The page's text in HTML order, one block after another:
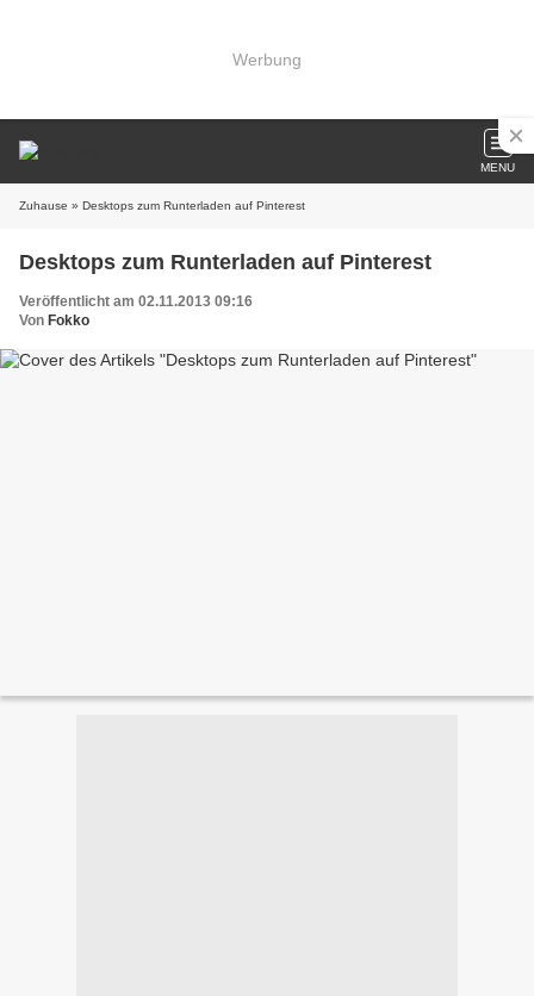
Werbung
MENU
Zuhause » Desktops zum Runterladen auf Pinterest
Desktops zum Runterladen auf Pinterest
Veröffentlicht am 02.11.2013 09:16
Von Fokko